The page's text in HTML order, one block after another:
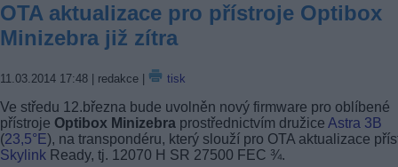
OTA aktualizace pro přístroje Optibox
Minizebra již zítra
11.03.2014 17:48 | redakce | tisk
Ve středu 12.března bude uvolněn nový firmware pro oblíbené
přístroje Optibox Minizebra prostřednictvím družice Astra 3B
(23,5°E), na transpondéru, který slouží pro OTA aktualizace
Skylink Ready, tj. 12070 H SR 27500 FEC ¾.